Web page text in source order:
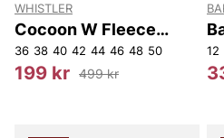
WHISTLER
Cocoon W Fleece
Jacket.
36 38 40 42 44 46 48 50
199 kr 499 kr
12